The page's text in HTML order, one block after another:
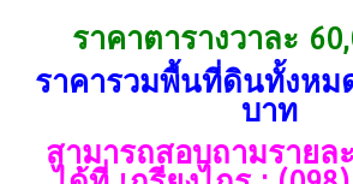
ราคาตารางวาละ
ราคารวมพื้นที่ดินทั้งหม
บาท
สามารถสอบถามรายล